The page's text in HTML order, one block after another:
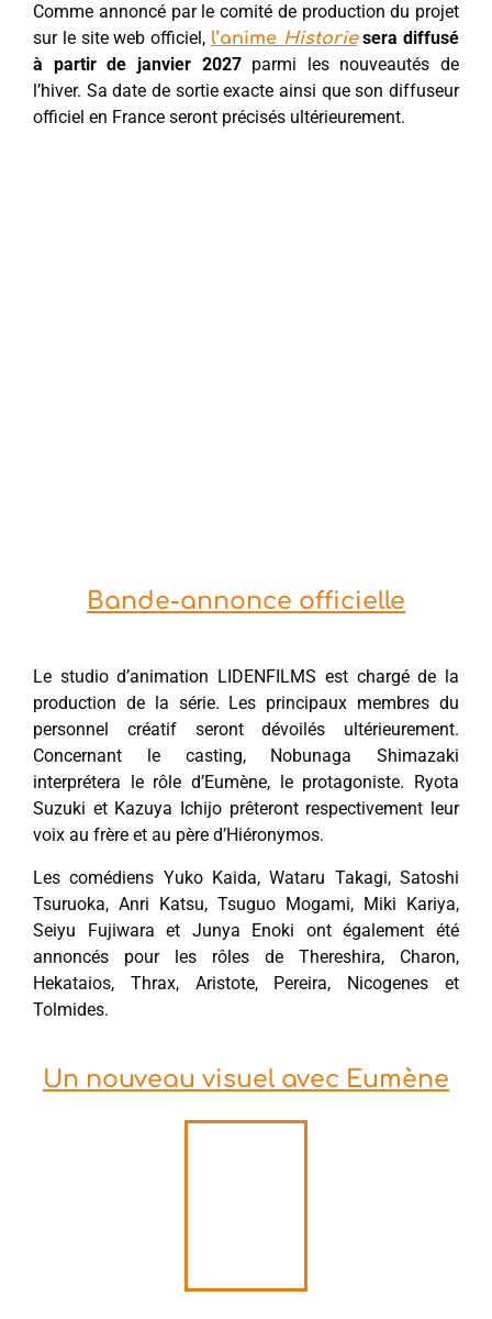
Comme annoncé par le comité de production du projet
sur le site web officiel, l’anime Historiesera diffusé
à partir de janvier 2027parmi les nouveautés de
l’hiver. Sa date de sortie exacte ainsi que son diffuseur
officiel en France seront précisés ultérieurement.
Bande-annonce officielle
Le studio d’animation LIDENFILMS est chargé de la
production de la série. Les principaux membres du
personnel créatif seront dévoilés ultérieurement.
Concernant le casting, Nobunaga Shimazaki
interprétera le rôle d’Eumène, le protagoniste. Ryota
Suzuki et Kazuya Ichijo prêteront respectivement leur
voix au frère et au père d’Hiéronymos.
Les comédiens Yuko Kaida, Wataru Takagi, Satoshi
Tsuruoka, Anri Katsu, Tsuguo Mogami, Miki Kariya,
Seiyu Fujiwara et Junya Enoki ont également été
annoncés pour les rôles de Thereshira, Charon,
Hekataios, Thrax, Aristote, Pereira, Nicogenes et
Tolmides.
Un nouveau visuel avec Eumène